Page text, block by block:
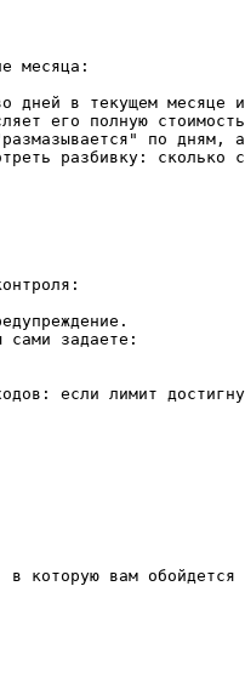
месяца:
дней в текущем месяце
его полную
по дням,
разбивку:
сами задаете:
которую вам обойдется